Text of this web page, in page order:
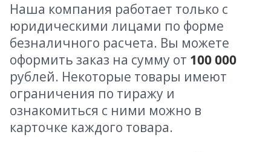
Наша компания работает только с
юридическими лицами по форме
безналичного расчета. Вы можете
оформить заказ на сумму от 100 000
рублей. Некоторые товары имеют
ограничения по тиражу и
ознакомиться с ними можно в
карточке каждого товара.